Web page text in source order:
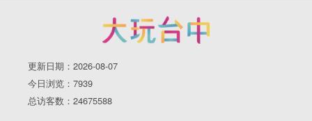
更新日期：2026-08-07
今日浏览：7939
总访客数：24675588